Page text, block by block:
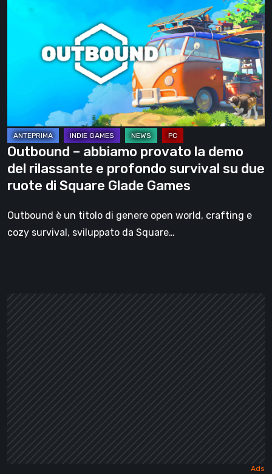
e
profondo
survival
su
due
ruote
Outbound – abbiamo provato la demo
del rilassante e profondo survival su due
ruote di Square Glade Games
Outbound è un titolo di genere open world, crafting e
cozy survival, sviluppato da Square…